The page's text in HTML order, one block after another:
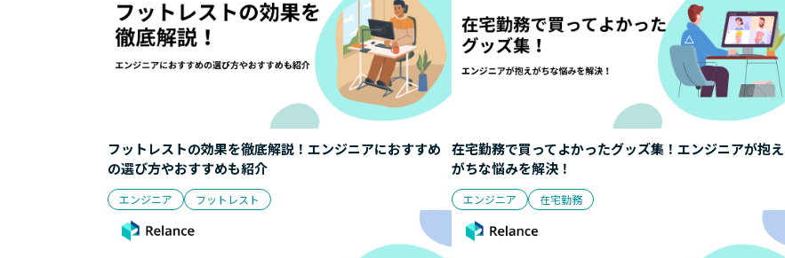
フットレストの効果を徹底解説！エンジニアにおすすめ
の選び方やおすすめも紹介
エンジニア フットレスト
在宅勤務で買ってよかったグッズ集！エンジニアが抱え
がちな悩みを解決！
エンジニア 在宅勤務